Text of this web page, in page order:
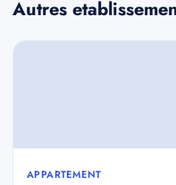
Autres
APPARTEMENT